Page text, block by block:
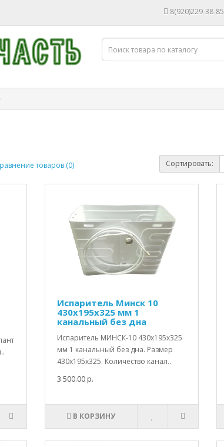
8(920)229-38-85
товаров (0) Сортировать:
Испаритель Минск 10
430х195х325 мм 1
канальный без дна
Испаритель МИНСК-10 430х195х325
мм 1 канальный без дна. Размер
430х195х325. Количество канал..
3 500.00 р.
В КОРЗИНУ